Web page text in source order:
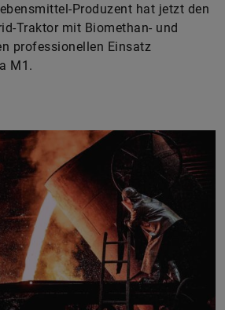
Produzent hat jetzt den
Traktor mit Biomethan- und
professionellen Einsatz
M1.